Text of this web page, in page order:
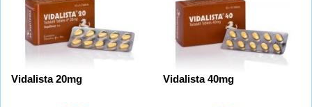
Vidalista 20mg Vidalista 40mg